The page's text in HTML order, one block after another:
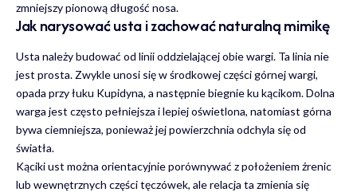
zmniejszy pionową długość nosa.
Jak narysować usta i zachować naturalną mimikę
Usta należy budować od linii oddzielającej obie wargi. Ta linia nie
jest prosta. Zwykle unosi się w środkowej części górnej wargi,
opada przy łuku Kupidyna, a następnie biegnie ku kącikom. Dolna
warga jest często pełniejsza i lepiej oświetlona, natomiast górna
bywa ciemniejsza, ponieważ jej powierzchnia odchyla się od
światła.
Kąciki ust można orientacyjnie porównywać z położeniem źrenic
lub wewnętrznych części tęczówek, ale relacja ta zmienia się